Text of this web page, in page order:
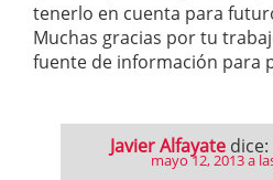
tenerlo en cuenta para
Muchas gracias por tu
fuente de información para
Javier Alfayate dice:
mayo 12, 2013 a